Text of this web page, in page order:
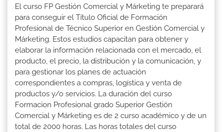
El curso FP Gestión Comercial y Márketing te preparará
para conseguir el Título Oficial de Formación
Profesional de Técnico Superior en Gestión Comercial y
Márketing. Estos estudios capacitan para obtener y
elaborar la información relacionada con el mercado, el
producto, el precio, la distribución y la comunicación, y
para gestionar los planes de actuación
correspondientes a compras, logística y venta de
productos y/o servicios. La duración del curso
Formacion Profesional grado Superior Gestión
Comercial y Márketing es de 2 curso académico y de un
total de 2000 horas. Las horas totales del curso